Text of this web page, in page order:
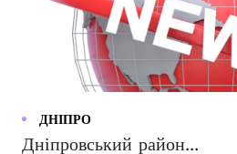
ДНІПРО
Дніпровський район...